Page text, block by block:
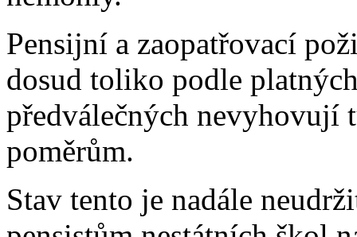
Pensijní a zaopatřovací
dosud toliko podle
předválečných nevyhovují
poměrům.
Stav tento je nadále